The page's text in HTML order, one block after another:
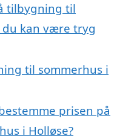
tilbygning til
du kan være tryg
til sommerhus i
prisen på
i Holløse?